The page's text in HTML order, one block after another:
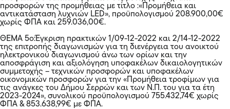
προσφορών της προμήθειας με τίτλο :«Προμήθεια και
αντικατάσταση λυχνιών LED», προϋπολογισμού 208.900,00€
χωρίς ΦΠΑ και 259.036,00€.
ΘΕΜΑ 5ο:Έγκριση πρακτικών 1/09-12-2022 και 2/14-12-2022
της επιτροπής διαγωνισμών για τη διενέργεια του ανοικτού
ηλεκτρονικού διαγωνισμού άνω των ορίων και την
αποσφράγιση και αξιολόγηση υποφακέλων δικαιολογητικών
συμμετοχής – τεχνικών προσφορών και υποφακέλων
οικονομικών προσφορών για την «Προμήθεια τροφίμων για
τις ανάγκες του Δήμου Σερρών και των Ν.Π. του για τα έτη
2023-2024», συνολικού προϋπολογισμού 755.432,74€ χωρίς
ΦΠΑ & 853.638,99€ με ΦΠΑ.